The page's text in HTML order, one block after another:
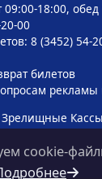
18:00,
00
8 (3452) 54-
билетов
рекламы
cookie-